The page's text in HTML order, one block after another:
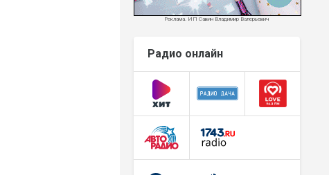
Реклама. ИП Савин Владимир Валерьевич
Радио онлайн